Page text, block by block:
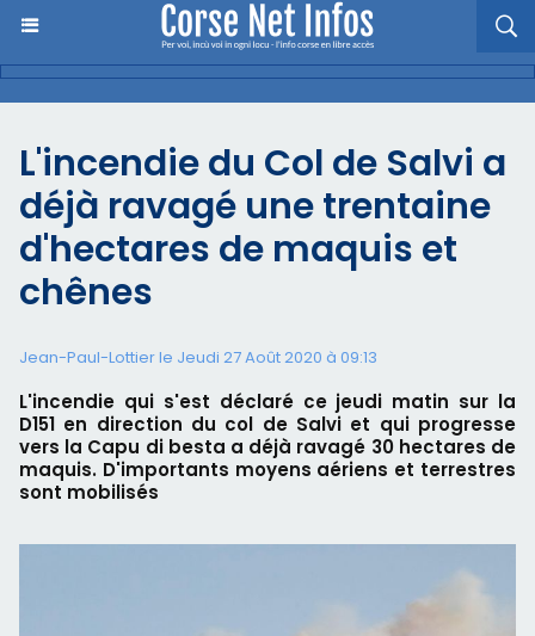
L'incendie du Col de Salvi a
déjà ravagé une trentaine
d'hectares de maquis et
chênes
Jean-Paul-Lottier le Jeudi 27 Août 2020 à 09:13
L'incendie qui s'est déclaré ce jeudi matin sur la
D151 en direction du col de Salvi et qui progresse
vers la Capu di besta a déjà ravagé 30 hectares de
maquis. D'importants moyens aériens et terrestres
sont mobilisés